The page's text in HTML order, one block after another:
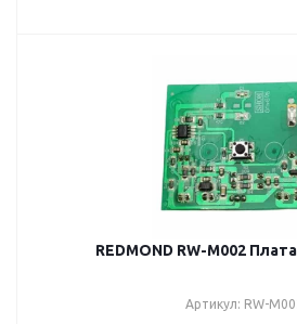
REDMOND RW-M002
Артикул: RW-